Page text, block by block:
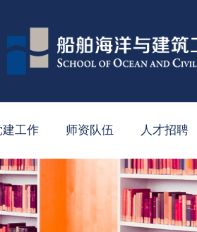
建工作 师资队伍 人才招聘